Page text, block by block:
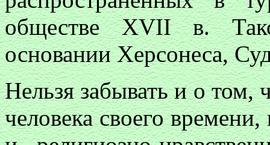
обществе XVII в.
основании Херсонеса,
Нельзя забывать и о
человека своего